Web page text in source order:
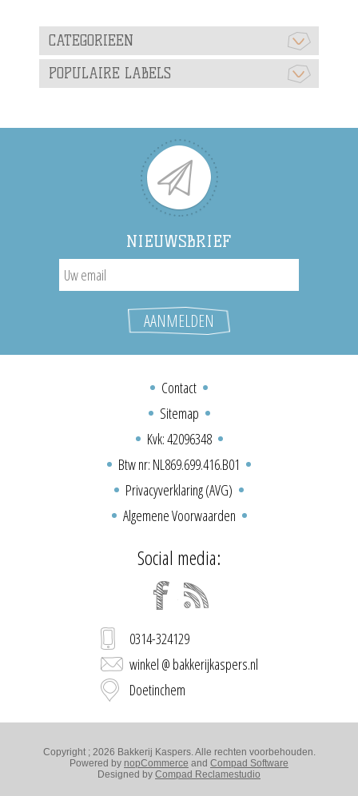
CATEGORIEEN
POPULAIRE LABELS
NIEUWSBRIEF
Contact
Sitemap
Kvk: 42096348
Btw nr: NL869.699.416.B01
Privacyverklaring (AVG)
Algemene Voorwaarden
Social media:
0314-324129
winkel @ bakkerijkaspers.nl
Doetinchem
Copyright ; 2026 Bakkerij Kaspers. Alle rechten voorbehouden.
Powered by nopCommerce and Compad Software
Designed by Compad Reclamestudio